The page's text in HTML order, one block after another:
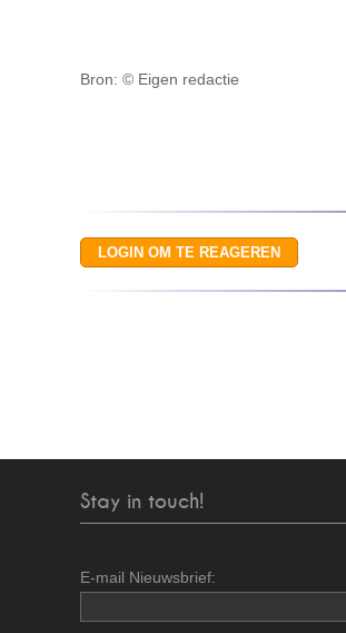
Bron: © Eigen redactie
Stay in touch!
E-mail Nieuwsbrief: